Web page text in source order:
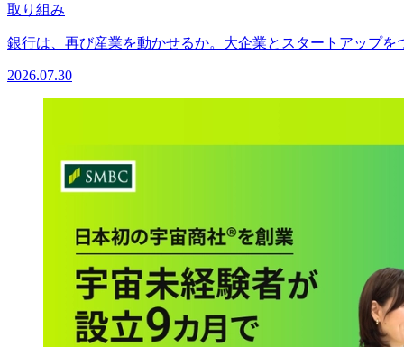
取り組み
銀行は、再び産業を動かせるか。大企業とスタートアップ
2026.07.30